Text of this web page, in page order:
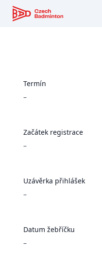
Český badmintonový svaz
Termín
–
Začátek registrace
–
Uzávěrka přihlášek
–
Datum žebříčku
–